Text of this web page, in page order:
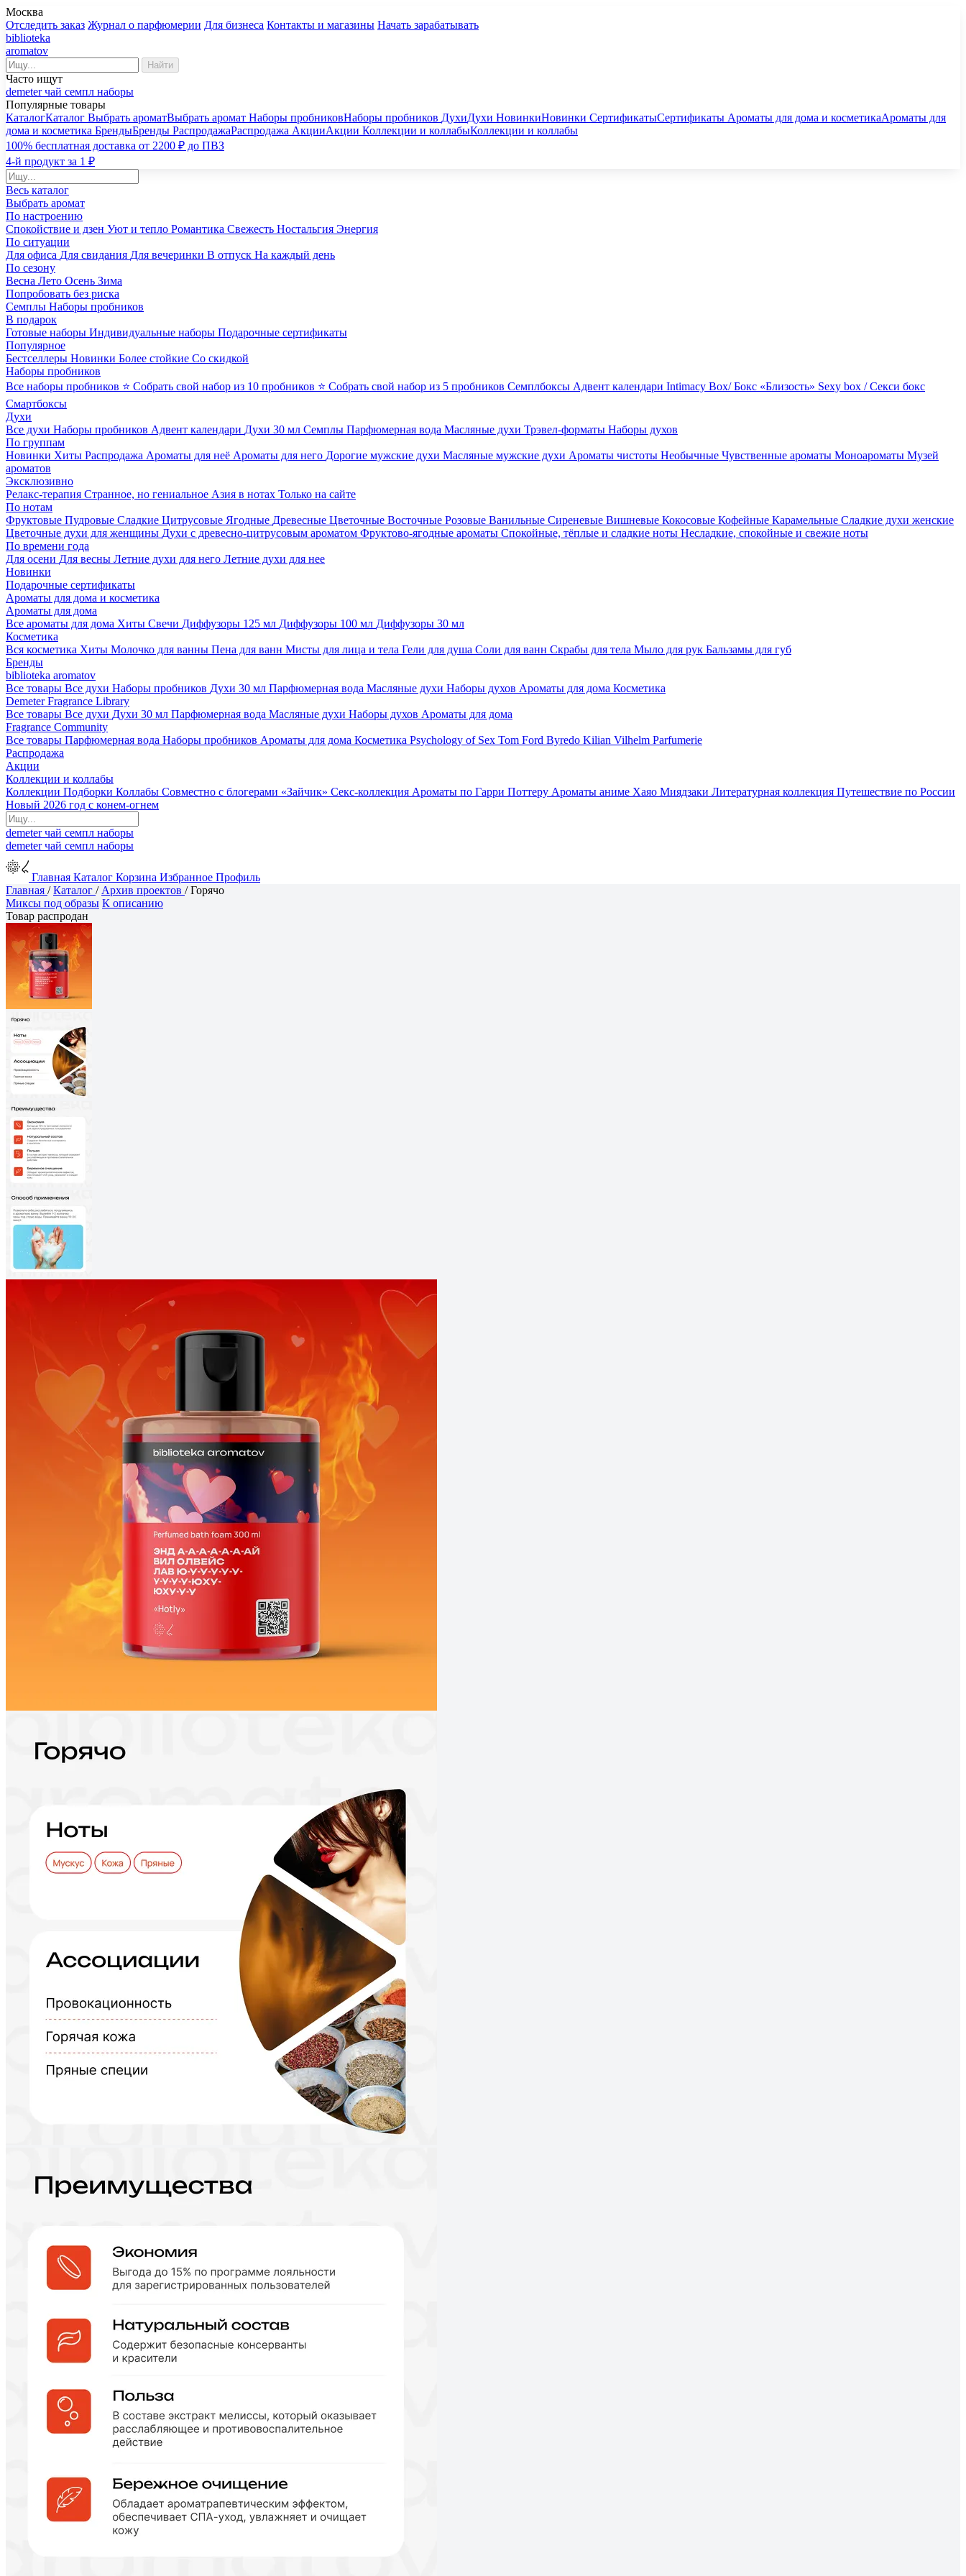
Москва
Отследить заказ Журнал о парфюмерии Для бизнеса Контакты и магазины Начать зарабатывать
biblioteka
aromatov
Найти
Часто ищут
demeterчай семпл наборы
Популярные товары
КаталогКаталог Выбрать ароматВыбрать аромат Наборы пробниковНаборы пробников ДухиДухи НовинкиНовинки СертификатыСертификаты Ароматы для дома и косметикаАроматы для
дома и косметика БрендыБренды РаспродажаРаспродажа АкцииАкции Коллекции и коллабыКоллекции и коллабы
100% бесплатная доставка от 2200 ₽ до ПВЗ
4-й продукт за 1 ₽
Весь каталог
Выбрать аромат
По настроению
Спокойствие и дзен Уют и тепло Романтика Свежесть Ностальгия Энергия
По ситуации
Для офиса Для свидания Для вечеринки В отпуск На каждый день
По сезону
Весна Лето Осень Зима
Попробовать без риска
Семплы Наборы пробников
В подарок
Готовые наборы Индивидуальные наборы Подарочные сертификаты
Популярное
Бестселлеры Новинки Более стойкие Со скидкой
Наборы пробников
Все наборы пробников ⭐ Собрать свой набор из 10 пробников ⭐ Собрать свой набор из 5 пробников Семплбоксы Адвент календари Intimacy Box/ Бокс «Близость» Sexy box / Секси бокс
Смартбоксы
Духи
Все духи Наборы пробников Адвент календари Духи 30 мл Семплы Парфюмерная вода Масляные духи Трэвел-форматы Наборы духов
По группам
Новинки Хиты Распродажа Ароматы для неё Ароматы для него Дорогие мужские духи Масляные мужские духи Ароматы чистоты Необычные Чувственные ароматы Моноароматы Музей
ароматов
Эксклюзивно
Релакс-терапия Странное, но гениальное Азия в нотах Только на сайте
По нотам
Фруктовые Пудровые Сладкие Цитрусовые Ягодные Древесные Цветочные Восточные Розовые Ванильные Сиреневые Вишневые Кокосовые Кофейные Карамельные Сладкие духи женские
Цветочные духи для женщины Духи с древесно-цитрусовым ароматом Фруктово-ягодные ароматы Спокойные, тёплые и сладкие ноты Несладкие, спокойные и свежие ноты
По времени года
Для осени Для весны Летние духи для него Летние духи для нее
Новинки
Подарочные сертификаты
Ароматы для дома и косметика
Ароматы для дома
Все ароматы для дома Хиты Свечи Диффузоры 125 мл Диффузоры 100 мл Диффузоры 30 мл
Косметика
Вся косметика Хиты Молочко для ванны Пена для ванн Мисты для лица и тела Гели для душа Соли для ванн Скрабы для тела Мыло для рук Бальзамы для губ
Бренды
biblioteka aromatov
Все товары Все духи Наборы пробников Духи 30 мл Парфюмерная вода Масляные духи Наборы духов Ароматы для дома Косметика
Demeter Fragrance Library
Все товары Все духи Духи 30 мл Парфюмерная вода Масляные духи Наборы духов Ароматы для дома
Fragrance Community
Все товары Парфюмерная вода Наборы пробников Ароматы для дома Косметика Psychology of Sex Tom Ford Byredo Kilian Vilhelm Parfumerie
Распродажа
Акции
Коллекции и коллабы
Коллекции Подборки Коллабы Совместно с блогерами «Зайчик» Секс-коллекция Ароматы по Гарри Поттеру Ароматы аниме Хаяо Миядзаки Литературная коллекция Путешествие по России
Новый 2026 год с конем-огнем
demeterчай семпл наборы
demeterчай семпл наборы
Главная Каталог Корзина Избранное Профиль
Главная /Каталог / Архив проектов /Горячо
Миксы под образы К описанию
Товар распродан